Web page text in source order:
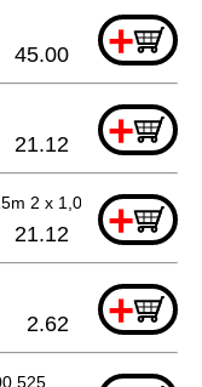
+
45.00
+
21.12
2 x 1,0mm H07 RN-F
+
21.12
+
2.62
525